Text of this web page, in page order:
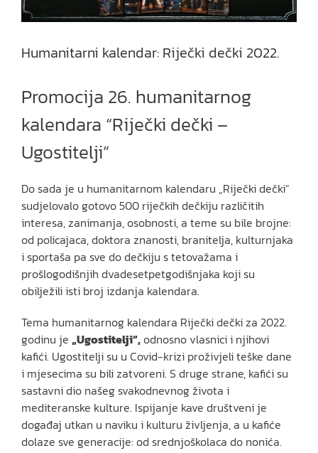
Humanitarni kalendar: Riječki dečki 2022.
Promocija 26. humanitarnog
kalendara “Riječki dečki –
Ugostitelji”
Do sada je u humanitarnom kalendaru „Riječki dečki“
sudjelovalo gotovo 500 riječkih dečkiju različitih
interesa, zanimanja, osobnosti, a teme su bile brojne:
od policajaca, doktora znanosti, branitelja, kulturnjaka
i sportaša pa sve do dečkiju s tetovažama i
prošlogodišnjih dvadesetpetgodišnjaka koji su
obilježili isti broj izdanja kalendara.
Tema humanitarnog kalendara Riječki dečki za 2022.
godinu je „Ugostitelji“,odnosno vlasnici i njihovi
kafići. Ugostitelji su u Covid-krizi proživjeli teške dane
i mjesecima su bili zatvoreni. S druge strane, kafići su
sastavni dio našeg svakodnevnog života i
mediteranske kulture. Ispijanje kave društveni je
događaj utkan u naviku i kulturu življenja, a u kafiće
dolaze sve generacije: od srednjoškolaca do nonića.